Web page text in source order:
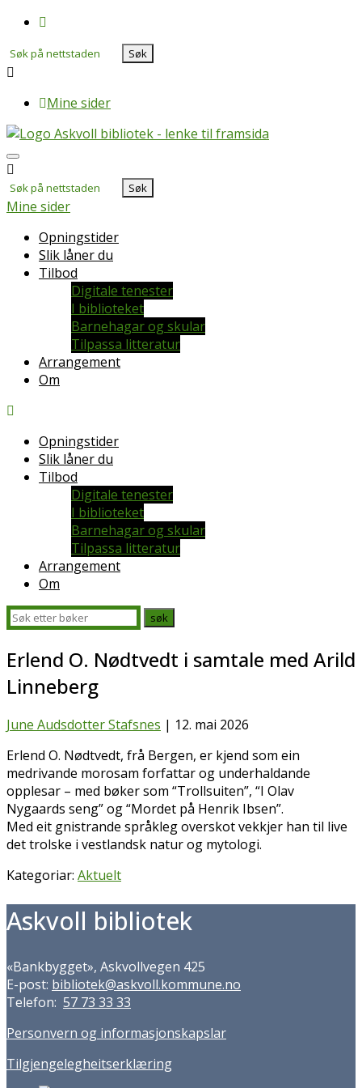
Skip
the
content
Søk
etter
Mine sider
Meny
Søk
etter
Mine sider
Opningstider
Slik låner du
Tilbod
Digitale tenester
I biblioteket
Barnehagar og skular
Tilpassa litteratur
Arrangement
Om
Opningstider
Slik låner du
Tilbod
Digitale tenester
I biblioteket
Barnehagar og skular
Tilpassa litteratur
Arrangement
Om
Erlend O. Nødtvedt i samtale med Arild
Linneberg
June Audsdotter Stafsnes | 12. mai 2026
Erlend O. Nødtvedt, frå Bergen, er kjend som ein
medrivande morosam forfattar og underhaldande
opplesar – med bøker som “Trollsuiten”, “I Olav
Nygaards seng” og “Mordet på Henrik Ibsen”.
Med eit gnistrande språkleg overskot vekkjer han til live
det trolske i vestlandsk natur og mytologi.
Kategoriar: Aktuelt
Askvoll bibliotek
«Bankbygget», Askvollvegen 425
E-post: bibliotek@askvoll.kommune.no
Telefon: 57 73 33 33
Personvern og informasjonskapslar
Tilgjengelegheitserklæring